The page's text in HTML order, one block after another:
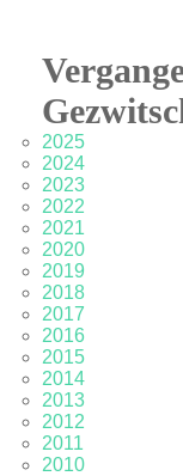
2025
2024
2023
2022
2021
2020
2019
2018
2017
2016
2015
2014
2013
2012
2011
2010